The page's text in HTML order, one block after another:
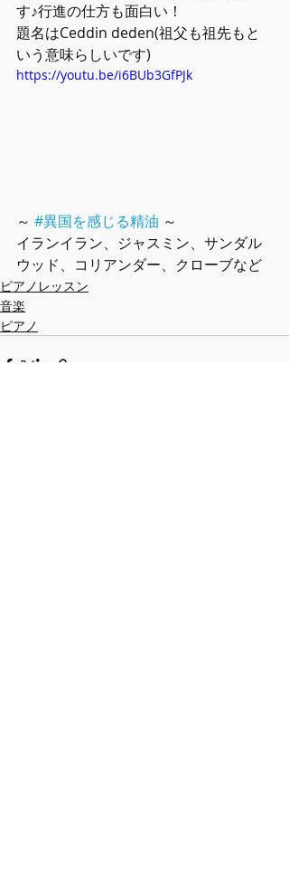
す♪行進の仕方も面白い！
題名はCeddin deden(祖父も祖先もと
いう意味らしいです)
https://youtu.be/i6BUb3GfPJk
～ #異国を感じる精油 ～
イランイラン、ジャスミン、サンダル
ウッド、コリアンダー、クローブなど
ピアノレッスン
音楽
ピアノ